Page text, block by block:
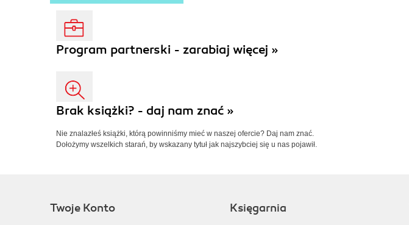
Program partnerski - zarabiaj więcej »
Brak książki? - daj nam znać »
Nie znalazłeś książki, którą powinniśmy mieć w naszej ofercie? Daj nam znać.
Dołożymy wszelkich starań, by wskazany tytuł jak najszybciej się u nas pojawił.
Twoje Konto Księgarnia